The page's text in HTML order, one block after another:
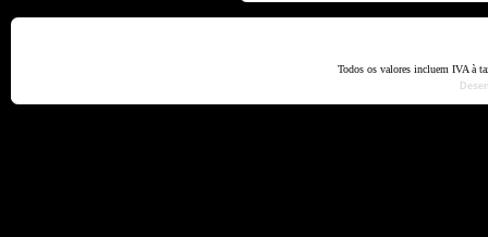
Todos os valores incluem IVA à